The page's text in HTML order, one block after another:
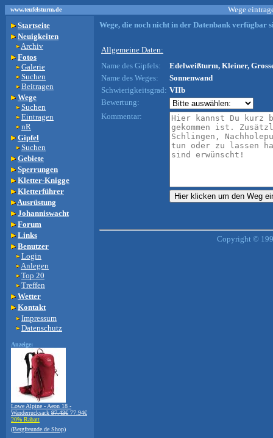
www.teufelsturm.de
Wege
Startseite
Neuigkeiten
Archiv
Fotos
Galerie
Suchen
Beitragen
Wege
Suchen
Eintragen
nR
Gipfel
Suchen
Gebiete
Sperrungen
Kletter-Knigge
Kletterführer
Ausrüstung
Johanniswacht
Forum
Links
Benutzer
Login
Anlegen
Top 20
Treffen
Wetter
Kontakt
Impressum
Datenschutz
Anzeige:
Lowe Alpine - Aeon 18 -
Wanderrucksack 97.43€ 77.94€
20% Rabatt
(Bergfreunde.de Shop)
Wege, die noch nicht in der Datenbank verfügbar
Allgemeine Daten:
Name des Gipfels:
Edelweißturm, Kleiner,
Name des Weges:
Sonnenwand
Schwierigkeitsgrad: VIIb
Bewertung:
Kommentar:
Copyright ©